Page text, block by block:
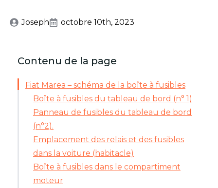
Joseph octobre 10th, 2023
Contenu de la page
Fiat Marea – schéma de la boîte à fusibles
Boîte à fusibles du tableau de bord (n° 1)
Panneau de fusibles du tableau de bord
(n°2).
Emplacement des relais et des fusibles
dans la voiture (habitacle)
Boîte à fusibles dans le compartiment
moteur